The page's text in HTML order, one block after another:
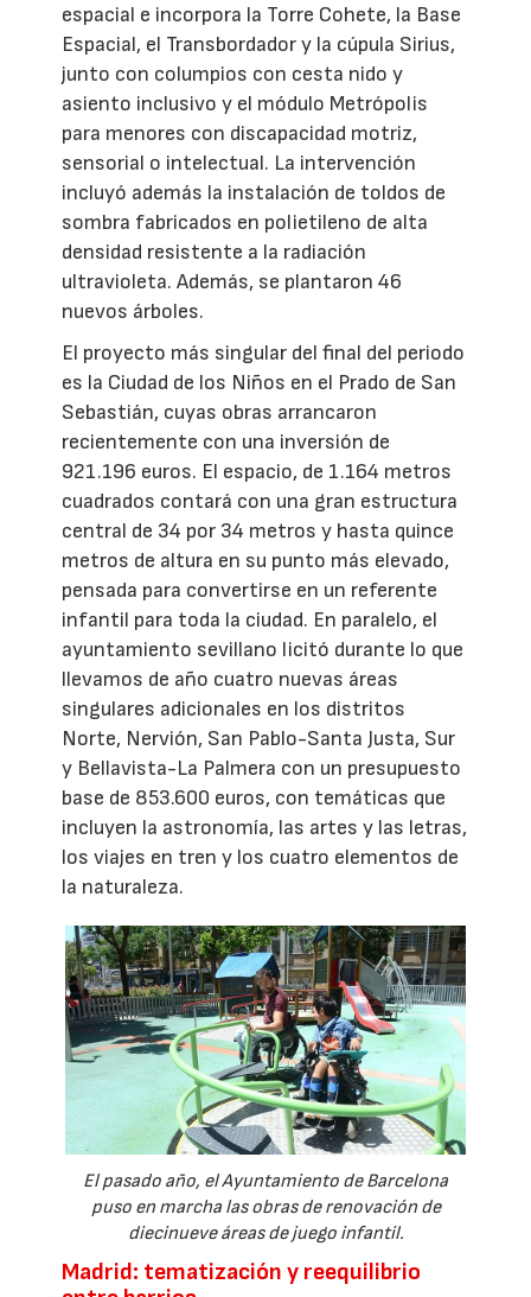
espacial e incorpora la Torre Cohete, la Base
Espacial, el Transbordador y la cúpula Sirius,
junto con columpios con cesta nido y
asiento inclusivo y el módulo Metrópolis
para menores con discapacidad motriz,
sensorial o intelectual. La intervención
incluyó además la instalación de toldos de
sombra fabricados en polietileno de alta
densidad resistente a la radiación
ultravioleta. Además, se plantaron 46
nuevos árboles.
El proyecto más singular del final del periodo
es la Ciudad de los Niños en el Prado de San
Sebastián, cuyas obras arrancaron
recientemente con una inversión de
921.196 euros. El espacio, de 1.164 metros
cuadrados contará con una gran estructura
central de 34 por 34 metros y hasta quince
metros de altura en su punto más elevado,
pensada para convertirse en un referente
infantil para toda la ciudad. En paralelo, el
ayuntamiento sevillano licitó durante lo que
llevamos de año cuatro nuevas áreas
singulares adicionales en los distritos
Norte, Nervión, San Pablo-Santa Justa, Sur
y Bellavista-La Palmera con un presupuesto
base de 853.600 euros, con temáticas que
incluyen la astronomía, las artes y las letras,
los viajes en tren y los cuatro elementos de
la naturaleza.
El pasado año, el Ayuntamiento de Barcelona
puso en marcha las obras de renovación de
diecinueve áreas de juego infantil.
Madrid: tematización y reequilibrio